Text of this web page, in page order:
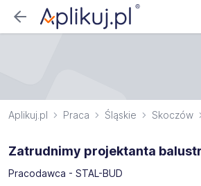
Aplikuj.pl Praca Śląskie Skoczów
Zatrudnimy projektanta
Pracodawca - STAL-BUD